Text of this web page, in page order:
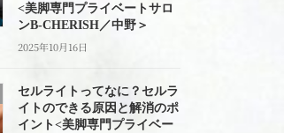
<美脚専門プライベートサロ
ンB-CHERISH／中野＞
2025年10月16日
セルライトってなに？セルラ
イトのできる原因と解消のポ
イント<美脚専門プライベー